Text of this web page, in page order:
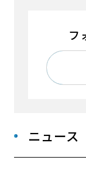
ニュース
フ